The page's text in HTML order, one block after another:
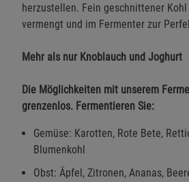
herzustellen. Fein geschnittener
vermengt und im Fermenter zur
Mehr als nur Knoblauch und Joghurt
Die Möglichkeiten mit unserem
grenzenlos. Fermentieren Sie:
Gemüse: Karotten, Rote Bete,
Blumenkohl
Obst: Äpfel, Zitronen, Ananas,